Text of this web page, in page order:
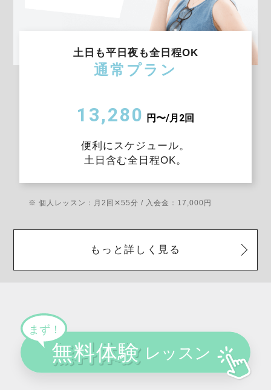
土日も平日夜も全日程OK
通常プラン
13,280 円〜/月2回
便利にスケジュール。
土日含む全日程OK。
※ 個人レッスン：月2回✕55分 / 入会金：17,000円
もっと詳しく見る